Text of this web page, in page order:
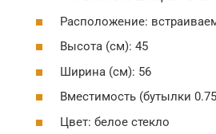
Расположение:
Высота (см): 45
Ширина (см): 56
Вместимость (бутылки
Цвет: белое стекло